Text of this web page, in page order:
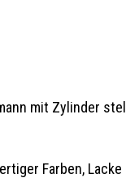
mit Zylinder
Farben, Lacke